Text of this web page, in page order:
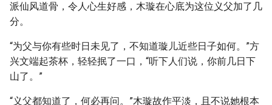
派仙风道骨，令人心生好感，木璇在心底为这位义父加了几
分。
“为父与你有些时日未见了，不知道璇儿近些日子如何。”方
兴文端起茶杯，轻轻抿了一口，“听下人们说，你前几日下
山了。”
“义父都知道了，何必再问。”木璇故作平淡，且不说她根本